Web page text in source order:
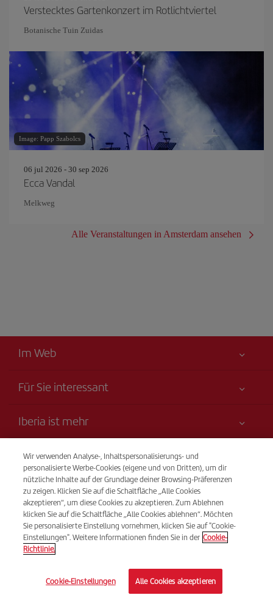
Verstecktes Gartenkonzert im Rotlichtviertel
Botanische Tuin Zuidas
Image: Papp Szabolcs
06 jul 2026 - 30 sep 2026
Ecca Vandal
Melkweg
Alle Veranstaltungen in Amsterdam ansehen
Im Web
Für Sie interessant
Erklärung zur Barrierefreiheit
Sitemap
Nachhaltigkeit
Iberia ist mehr
Iberia-Gruppe
Aktionäre und Investoren
Unsere Allianzen
British Airways
Transparenz
Rechtliche Hinweise
Beförderungs- bedingungen
Fluggastrechte
Allgemeine Geschäftsbedingungen des Iberia Club
Bedingungen für die Registrierung auf iberia.com
Richtlinien zum Schutz personenbezogener Daten
Telefonverkauf
(+41) 848 000 015
Von Montag bis Sonntag 09:00 - 20:00 Uhr (Deutsch und
Französisch). Von Montag bis Sonntag 00:00 - 24:00 Uhr
(Spanisch und Englisch).
© Iberia 2026
Wir verwenden Analyse-, Inhaltspersonalisierungs- und
personalisierte Werbe-Cookies (eigene und von Dritten), um dir
nützliche Inhalte auf der Grundlage deiner Browsing-Präferenzen
zu zeigen. Klicken Sie auf die Schaltfläche „Alle Cookies
akzeptieren“, um diese Cookies zu akzeptieren. Zum Ablehnen
klicken Sie auf die Schaltfläche „Alle Cookies ablehnen“. Möchten
Sie personalisierte Einstellung vornehmen, klicken Sie auf "Cookie-
Einstellungen". Weitere Informationen finden Sie in der Cookie-
Richtlinie.
Cookie-Einstellungen Alle Cookies akzeptieren